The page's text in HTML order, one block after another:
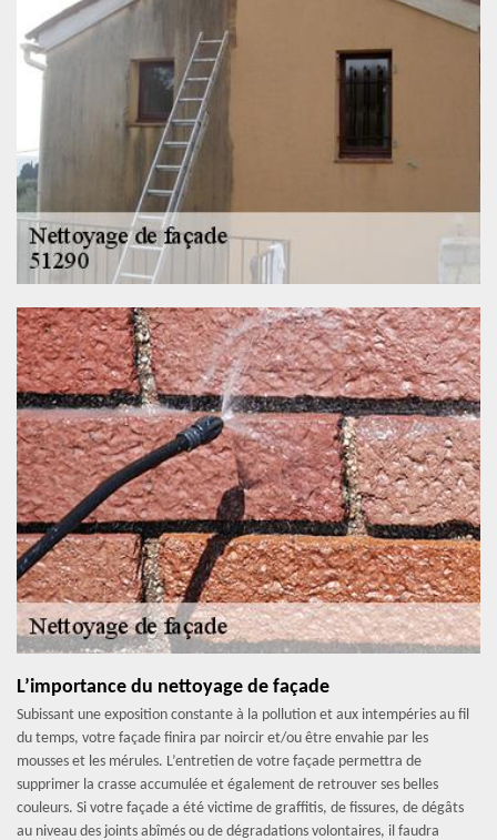
L’importance du nettoyage de façade
Subissant une exposition constante à la pollution et aux intempéries au fil
du temps, votre façade finira par noircir et/ou être envahie par les
mousses et les mérules. L’entretien de votre façade permettra de
supprimer la crasse accumulée et également de retrouver ses belles
couleurs. Si votre façade a été victime de graffitis, de fissures, de dégâts
au niveau des joints abîmés ou de dégradations volontaires, il faudra